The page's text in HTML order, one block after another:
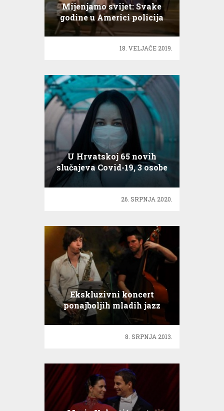
Mijenjamo svijet: Svake
godine u Americi policija
ubije oko tisuću ljudi
18. VELJAČE 2019.
U Hrvatskoj 65 novih
slučajeva Covid-19, 3 osobe
preminule
26. SRPNJA 2020.
Ekskluzivni koncert
ponajboljih mladih jazz
glazbenika iz regije!
8. SRPNJA 2013.